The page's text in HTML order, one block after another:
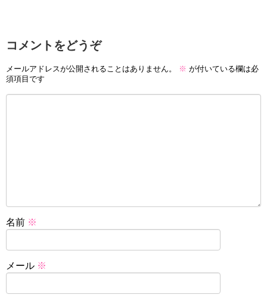
コメントをどうぞ
メールアドレスが公開されることはありません。 ※ が付いている欄は必
須項目です
名前 ※
メール ※